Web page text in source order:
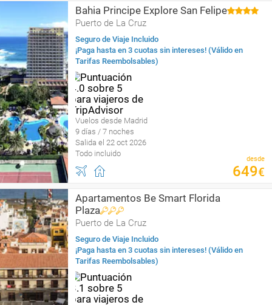
Bahia Principe Explore San Felipe
Puerto de La Cruz
Seguro de Viaje Incluido
¡Paga hasta en 3 cuotas sin intereses! (Válido en
Tarifas Reembolsables)
Vuelos desde Madrid
9 días / 7 noches
Salida el 22 oct 2026
Todo incluido
desde
649€
Apartamentos Be Smart Florida
Plaza
Puerto de La Cruz
Seguro de Viaje Incluido
¡Paga hasta en 3 cuotas sin intereses! (Válido en
Tarifas Reembolsables)